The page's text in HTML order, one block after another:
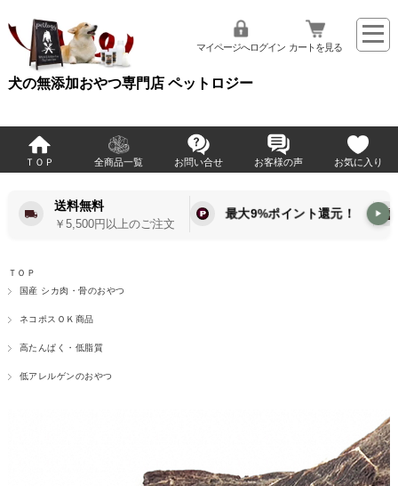
犬の無添加おやつ専門店 ペットロジー
マイページへログイン カートを見る
ＴＯＰ 全商品一覧 お問い合せ お客様の声 お気に入り
送料無料
￥5,500円以上のご注文
最大9%ポイント還元！ ▶
ＴＯＰ
国産 シカ肉・骨のおやつ
ネコポスＯＫ商品
高たんぱく・低脂質
低アレルゲンのおやつ